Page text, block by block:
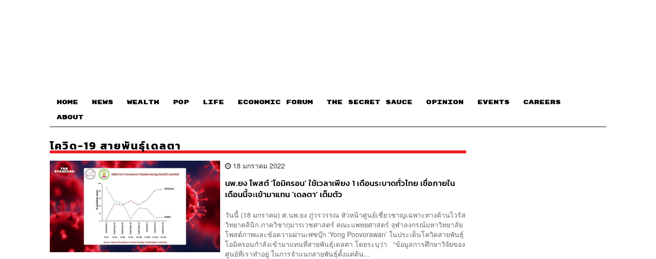
HOME NEWS WEALTH POP LIFE ECONOMIC FORUM THE SECRET SAUCE​ OPINION EVENTS CAREERS
ABOUT
โควิด-19 สายพันธุ์เดลตา
18 มกราคม 2022
นพ.ยง โพสต์ ‘โอมิครอน’ ใช้เวลาเพียง 1 เดือนระบาดทั่วไทย เชื่อภายใน
เดือนนี้จะเข้ามาแทน ‘เดลตา’ เต็มตัว
วันนี้ (18 มกราคม) ศ.นพ.ยง ภู่วรวรรณ หัวหน้าศูนย์เชี่ยวชาญเฉพาะทางด้านไวรัส
วิทยาคลินิก ภาควิชากุมารเวชศาสตร์ คณะแพทยศาสตร์ จุฬาลงกรณ์มหาวิทยาลัย
โพสต์ภาพและข้อความผ่านเฟซบุ๊ก ‘Yong Poovorawan’ ในประเด็นโควิดสายพันธุ์
โอมิครอนกำลังเข้ามาแทนที่สายพันธุ์เดลตา โดยระบุว่า “ข้อมูลการศึกษาวิจัยของ
ศูนย์ที่เราทำอยู่ ในการจำแนกสายพันธุ์ตั้งแต่ต้น...